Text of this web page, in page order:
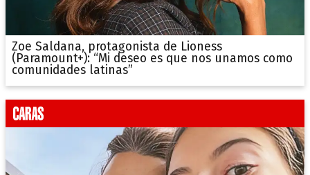
Zoe Saldana, protagonista de Lioness
(Paramount+): “Mi deseo es que nos unamos como
comunidades latinas”